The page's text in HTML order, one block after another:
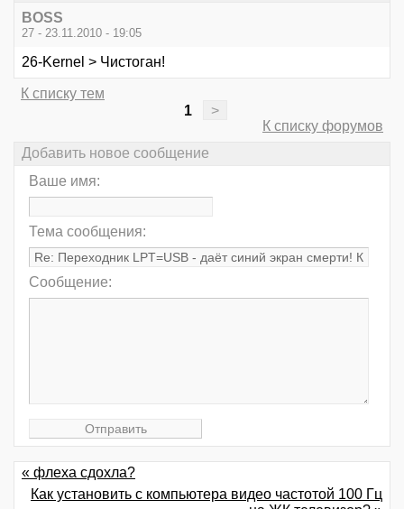
BOSS
27 - 23.11.2010 - 19:05
26-Kernel > Чистоган!
К списку тем
1
>
К списку форумов
Добавить новое сообщение
Ваше имя:
Тема сообщения:
Сообщение:
« флеха сдохла?
Как установить с компьютера видео частотой 100 Гц